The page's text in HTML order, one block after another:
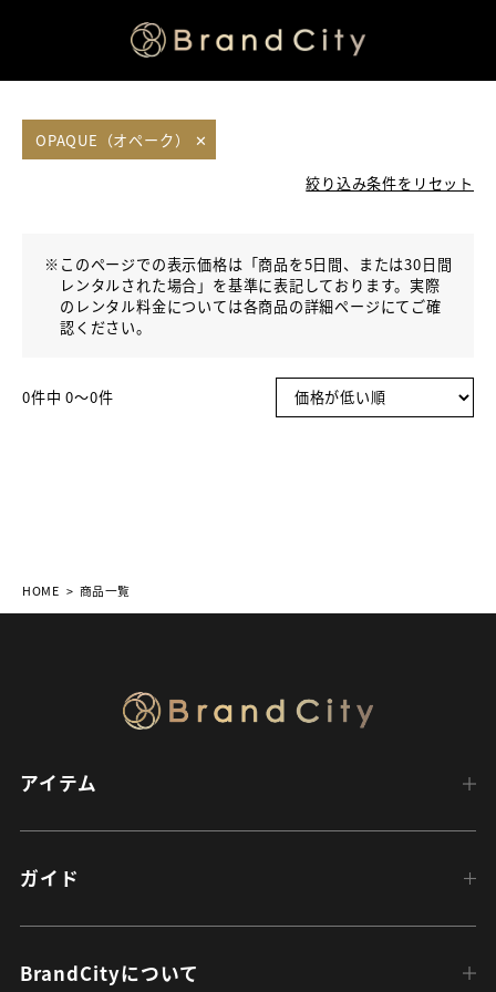
OPAQUE（オペーク） ✕
絞り込み条件をリセット
※ このページでの表示価格は「商品を5日間、または30日間
レンタルされた場合」を基準に表記しております。実際
のレンタル料金については各商品の詳細ページにてご確
認ください。
0件中 0〜0件
HOME 商品一覧
アイテム
ガイド
BrandCityについて